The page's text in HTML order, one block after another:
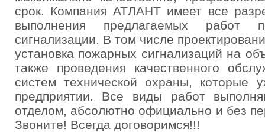
срок. Компания АТЛАНТ имеет все
выполнения предлагаемых работ
сигнализации. В том числе
установка пожарных сигнализаций на
также проведения качественного
систем технической охраны, которые
предприятии. Все виды работ
отделом, абсолютно официально и без
Звоните! Всегда договоримся!!!